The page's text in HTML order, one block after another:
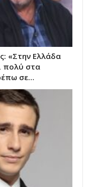
«Στην Ελλάδα
πολύ στα
σε…